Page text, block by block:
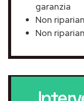
garanzia
Non
Non